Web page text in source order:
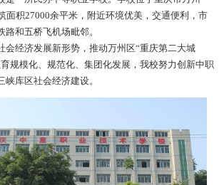
面积27000余平米，附近环境优美，交通便利，市
和五桥飞机场毗邻。
会经济发展新形势，推动万州区“重庆第二大城
规模化、规范化、集团化发展，我校努力创新中职
库区社会经济建设。